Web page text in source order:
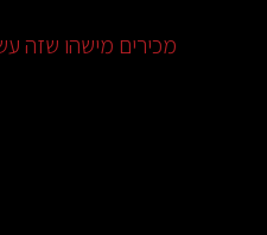
מכירים מישהו שזה